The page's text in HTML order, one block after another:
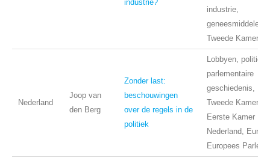
industrie?
industrie,
geneesmiddelen,
Tweede Kamer,
Nederland
Joop van
den Berg
Zonder last:
beschouwingen
over de regels in de
politiek
Lobbyen, politiek,
parlementaire
geschiedenis,
Tweede Kamer,
Eerste Kamer
Nederland,
Europees